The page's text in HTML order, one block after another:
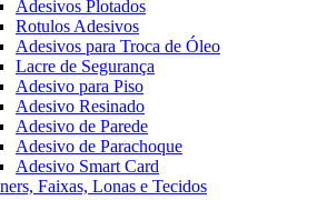
Adesivos Plotados
Rotulos Adesivos
Adesivos para Troca de Óleo
Lacre de Segurança
Adesivo para Piso
Adesivo Resinado
Adesivo de Parede
Adesivo de Parachoque
Adesivo Smart Card
Faixas, Lonas e Tecidos